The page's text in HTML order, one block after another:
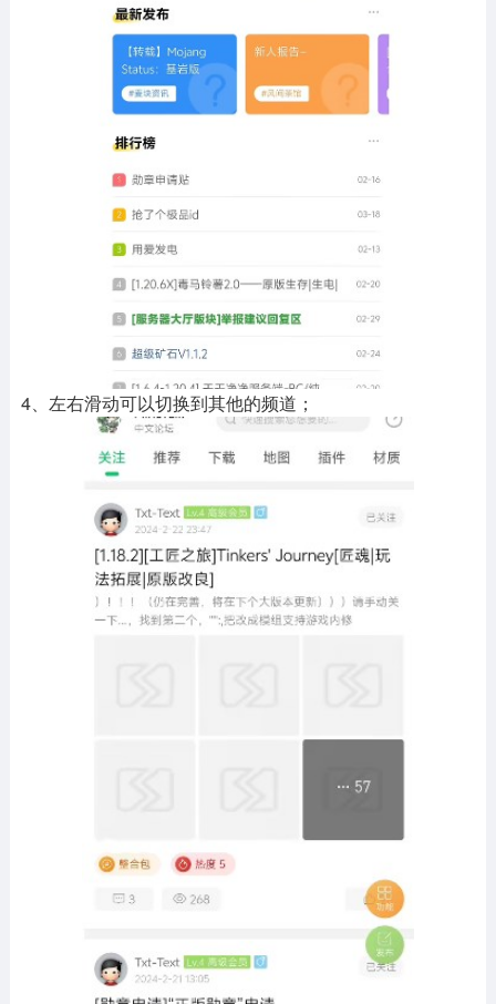
4、左右滑动可以切换到其他的频道；